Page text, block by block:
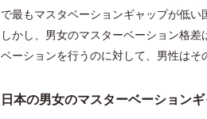
で最もマスタベーションギャップが低い
しかし、男女のマスターベーション格
ベーションを行うのに対して、男性はそ
日本の男女のマスターベーション